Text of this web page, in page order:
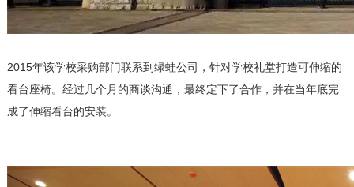
2015年该学校采购部门联系到绿蛙公司，针对学校礼堂打造可伸缩的
看台座椅。经过几个月的商谈沟通，最终定下了合作，并在当年底完
成了伸缩看台的安装。